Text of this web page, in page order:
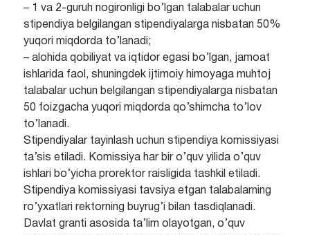
– 1 va 2-guruh nogironligi bo’lgan talabalar uchun
stipendiya belgilangan stipendiyalarga nisbatan 50%
yuqori miqdorda to’lanadi;
– alohida qobiliyat va iqtidor egasi bo’lgan, jamoat
ishlarida faol, shuningdek ijtimoiy himoyaga muhtoj
talabalar uchun belgilangan stipendiyalarga nisbatan
50 foizgacha yuqori miqdorda qo’shimcha to’lov
to’lanadi.
Stipendiyalar tayinlash uchun stipendiya komissiyasi
ta’sis etiladi. Komissiya har bir o’quv yilida o’quv
ishlari bo’yicha prorektor raisligida tashkil etiladi.
Stipendiya komissiyasi tavsiya etgan talabalarning
ro’yxatlari rektorning buyrug’i bilan tasdiqlanadi.
Davlat granti asosida ta’lim olayotgan, o’quv